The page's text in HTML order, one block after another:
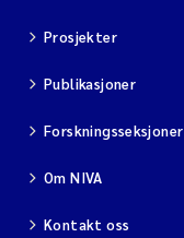
Prosjekter
Publikasjoner
Forskningsseksjoner
Om NIVA
Kontakt oss